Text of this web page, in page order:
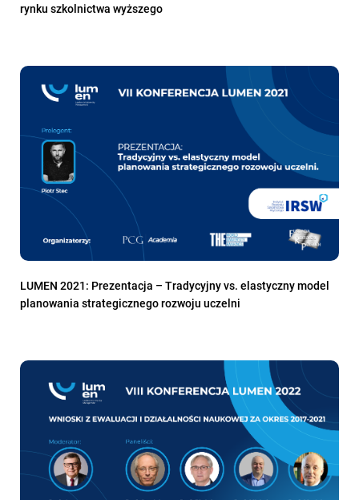
rynku szkolnictwa wyższego
LUMEN 2021: Prezentacja – Tradycyjny vs. elastyczny model
planowania strategicznego rozwoju uczelni